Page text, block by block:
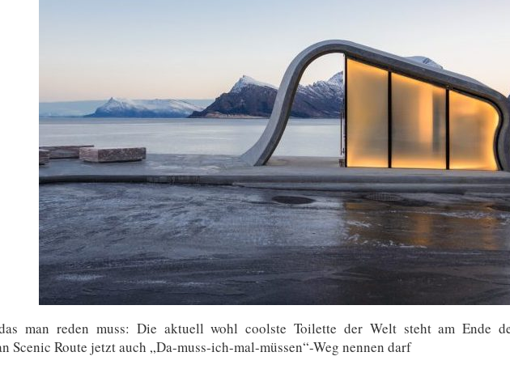
man reden muss: Die aktuell wohl coolste Toilette der Welt steht am Ende
Scenic Route jetzt auch „Da-muss-ich-mal-müssen“-Weg nennen darf